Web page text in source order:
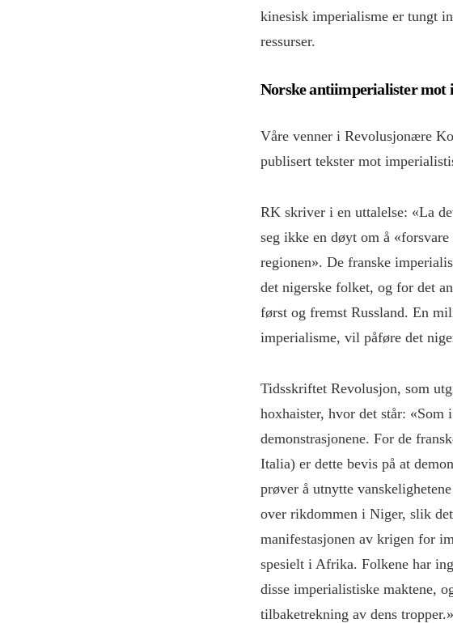
kinesisk imperialisme er tungt
ressurser.
Norske antiimperialister mot
Våre venner i Revolusjonære
publisert tekster mot
RK skriver i en uttalelse: «La
seg ikke en døyt om å
regionen». De franske
det nigerske folket, og for det
først og fremst Russland. En
imperialisme, vil påføre det
Tidsskriftet Revolusjon, som
hoxhaister, hvor det står:
demonstrasjonene. For de
Italia) er dette bevis på at
prøver å utnytte
over rikdommen i Niger, slik
manifestasjonen av krigen for
spesielt i Afrika. Folkene har
disse imperialistiske maktene,
tilbaketrekning av dens